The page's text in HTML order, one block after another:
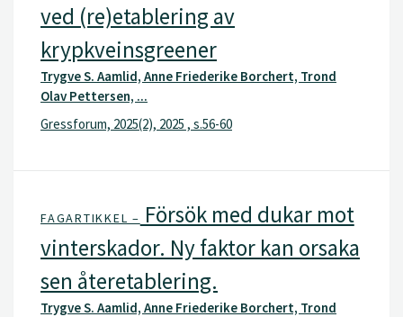
ved (re)etablering av
krypkveinsgreener
Trygve S. Aamlid, Anne Friederike Borchert, Trond
Olav Pettersen, ...
Gressforum, 2025(2), 2025 , s.56-60
FAGARTIKKEL – Försök med dukar mot
vinterskador. Ny faktor kan orsaka
sen återetablering.
Trygve S. Aamlid, Anne Friederike Borchert, Trond